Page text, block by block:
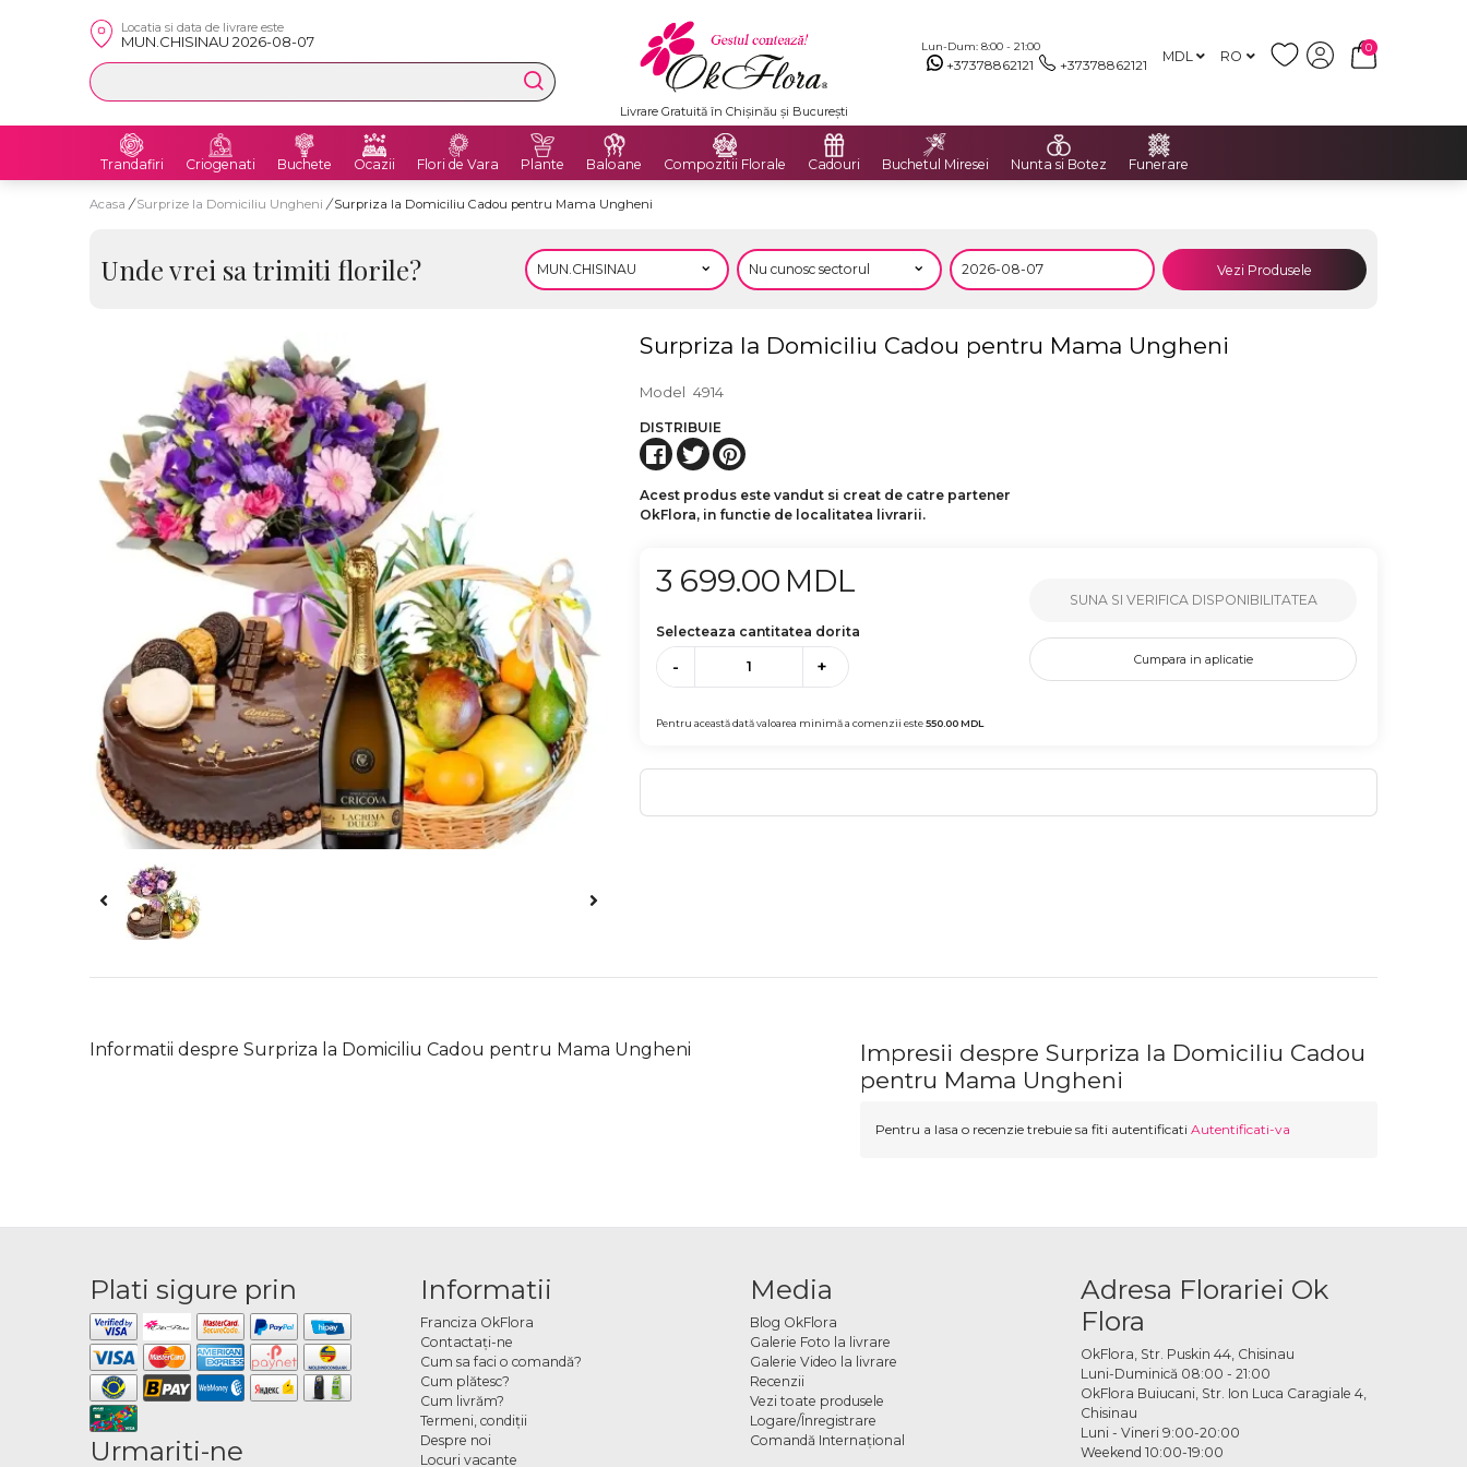
Locatia si data de livrare este
MUN.CHISINAU 2026-08-07 Lun-Dum: 8:00 - 21:00
+37378862121 +37378862121 MDL RO
0
Livrare Gratuită în Chișinău și București
Trandafiri Criogenati Buchete Ocazii Flori de Vara Plante Baloane Compozitii Florale Cadouri Buchetul Miresei Nunta si Botez Funerare
Acasa / Surprize la Domiciliu Ungheni / Surpriza la Domiciliu Cadou pentru Mama Ungheni
Unde vrei sa trimiti florile? Vezi Produsele
Surpriza la Domiciliu Cadou pentru Mama Ungheni
Model 4914
DISTRIBUIE
Acest produs este vandut si creat de catre partener
OkFlora, in functie de localitatea livrarii.
3 699.00 MDL
Selecteaza cantitatea dorita
- +
Pentru această dată valoarea minimă a comenzii este550.00MDL
SUNA SI VERIFICA DISPONIBILITATEA
Cumpara in aplicatie
Informatii despre Surpriza la Domiciliu Cadou pentru Mama Ungheni
Impresii despre Surpriza la Domiciliu Cadou
pentru Mama Ungheni
Pentru a lasa o recenzie trebuie sa fiti autentificati Autentificati-va
Plati sigure prin
Urmariti-ne
Informatii
Franciza OkFlora
Contactaţi-ne
Cum sa faci o comandă?
Cum plătesc?
Cum livrăm?
Termeni, condiţii
Despre noi
Locuri vacante
Media
Blog OkFlora
Galerie Foto la livrare
Galerie Video la livrare
Recenzii
Vezi toate produsele
Logare/Înregistrare
Comandă Internațional
Adresa Florariei Ok
Flora
OkFlora, Str. Puskin 44, Chisinau
Luni-Duminică 08:00 - 21:00
OkFlora Buiucani, Str. Ion Luca Caragiale 4,
Chisinau
Luni - Vineri 9:00-20:00
Weekend 10:00-19:00